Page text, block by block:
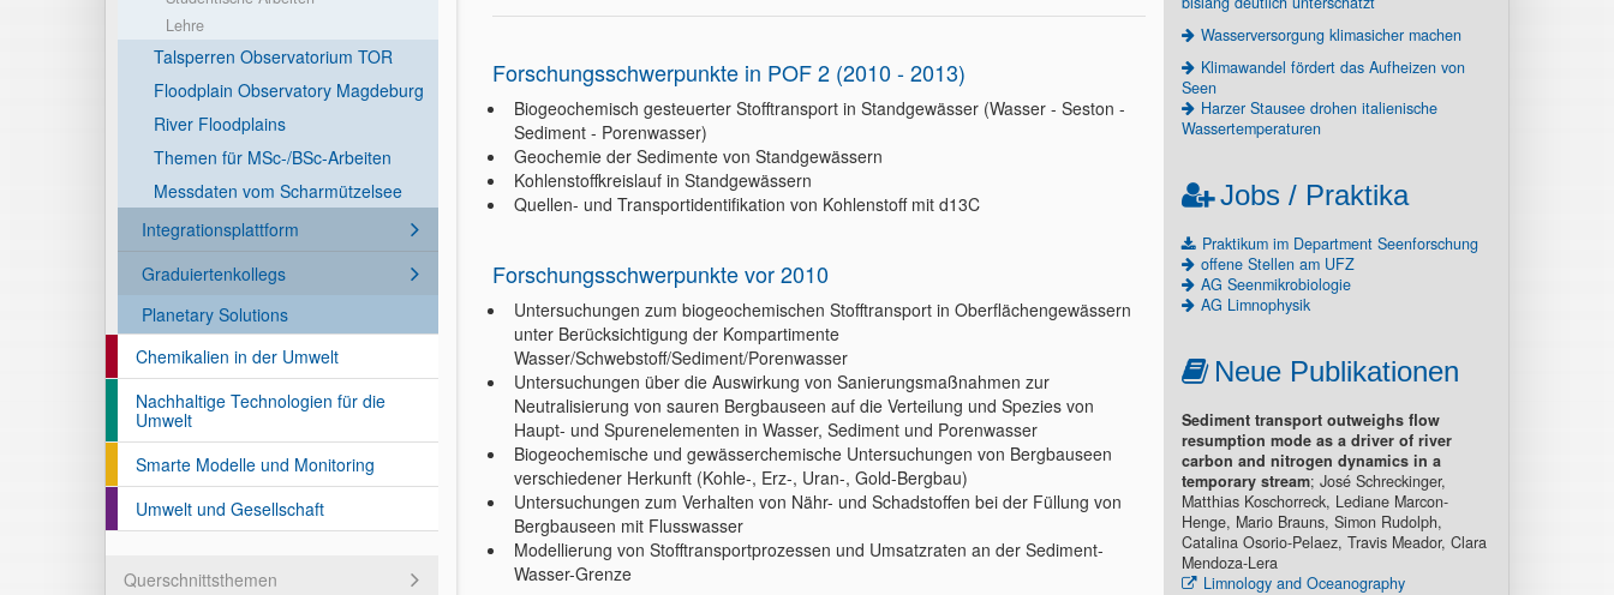
Lehre
Talsperren Observatorium TOR
Floodplain Observatory Magdeburg
River Floodplains
Themen für MSc-/BSc-Arbeiten
Messdaten vom Scharmützelsee
Integrationsplattform
Graduiertenkollegs
Planetary Solutions
Chemikalien in der Umwelt
Nachhaltige Technologien für die
Umwelt
Smarte Modelle und Monitoring
Umwelt und Gesellschaft
Querschnittsthemen
Forschungsschwerpunkte in POF 2 (2010 - 2013)
Biogeochemisch gesteuerter Stofftransport in Standgewässer (Wasser - Seston -
Sediment - Porenwasser)
Geochemie der Sedimente von Standgewässern
Kohlenstoffkreislauf in Standgewässern
Quellen- und Transportidentifikation von Kohlenstoff mit d13C
Forschungsschwerpunkte vor 2010
Untersuchungen zum biogeochemischen Stofftransport in Oberflächengewässern
unter Berücksichtigung der Kompartimente
Wasser/Schwebstoff/Sediment/Porenwasser
Untersuchungen über die Auswirkung von Sanierungsmaßnahmen zur
Neutralisierung von sauren Bergbauseen auf die Verteilung und Spezies von
Haupt- und Spurenelementen in Wasser, Sediment und Porenwasser
Biogeochemische und gewässerchemische Untersuchungen von Bergbauseen
verschiedener Herkunft (Kohle-, Erz-, Uran-, Gold-Bergbau)
Untersuchungen zum Verhalten von Nähr- und Schadstoffen bei der Füllung von
Bergbauseen mit Flusswasser
Modellierung von Stofftransportprozessen und Umsatzraten an der Sediment-
Wasser-Grenze
Wasserversorgung klimasicher machen
Klimawandel fördert das Aufheizen von
Seen
Harzer Stausee drohen italienische
Wassertemperaturen
Jobs / Praktika
Praktikum im Department Seenforschung
offene Stellen am UFZ
AG Seenmikrobiologie
AG Limnophysik
Neue Publikationen
Sediment transport outweighs flow
resumption mode as a driver of river
carbon and nitrogen dynamics in a
temporary stream; José Schreckinger,
Matthias Koschorreck, Lediane Marcon-
Henge, Mario Brauns, Simon Rudolph,
Catalina Osorio-Pelaez, Travis Meador, Clara
Mendoza-Lera
Limnology and Oceanography